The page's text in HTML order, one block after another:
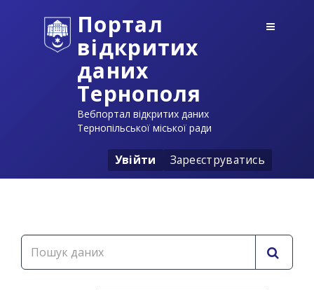
Портал
відкритих
даних
Тернополя
Вебпортал відкритих даних
Тернопільської міської ради
Увійти Зареєструватись